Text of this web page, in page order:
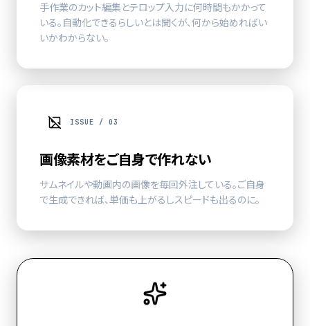
手作業のカット編集とテロップ入力に何時間もかかって
いる。自動化できるらしいとは聞くが、何から始めればい
いかわからない。
ISSUE / 03
画像素材をご自身で作れない
サムネイルや動画内の画像を毎回外注している。ご自身
で生成できれば、単価も上がるしスピードも出るのに。